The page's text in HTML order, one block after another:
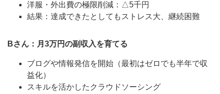
洋服・外出費の極限削減：△5千円
結果：達成できたとしてもストレス大、継続困難
Bさん：月3万円の副収入を育てる
ブログや情報発信を開始（最初はゼロでも半年で収
益化）
スキルを活かしたクラウドソーシング